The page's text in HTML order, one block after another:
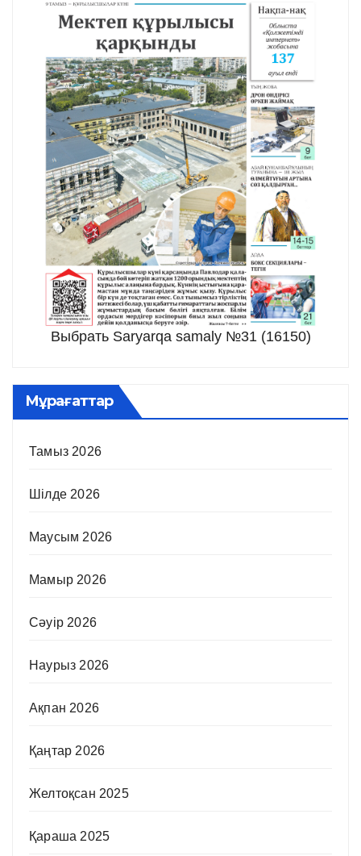
Выбрать Saryarqa samaly №31 (16150)
Мұрағаттар
Тамыз 2026
Шілде 2026
Маусым 2026
Мамыр 2026
Сәуір 2026
Наурыз 2026
Ақпан 2026
Қаңтар 2026
Желтоқсан 2025
Қараша 2025